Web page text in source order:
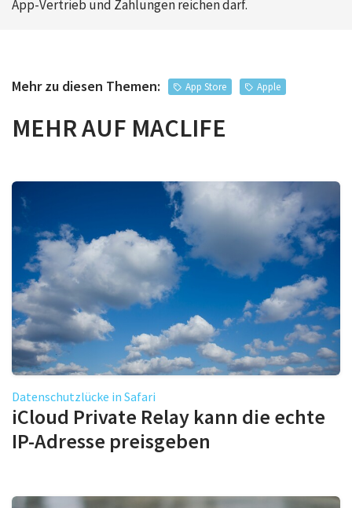
App-Vertrieb und Zahlungen reichen darf.
Mehr zu diesen Themen: App Store Apple
MEHR AUF MACLIFE
Datenschutzlücke in Safari
iCloud Private Relay kann die echte
IP-Adresse preisgeben